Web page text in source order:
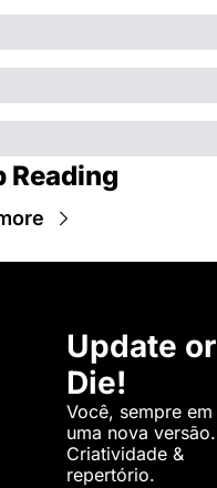
Reading
Update or
Die!
Você, sempre em
uma nova versão.
Criatividade &
repertório.